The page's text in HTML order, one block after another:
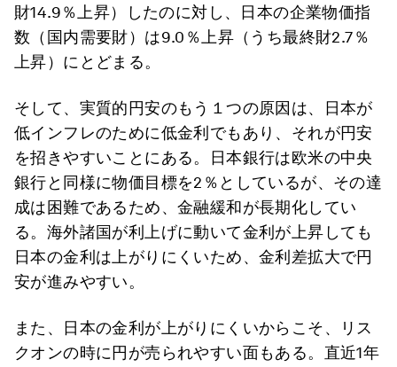
財14.9％上昇）したのに対し、日本の企業物価指
数（国内需要財）は9.0％上昇（うち最終財2.7％
上昇）にとどまる。
そして、実質的円安のもう１つの原因は、日本が
低インフレのために低金利でもあり、それが円安
を招きやすいことにある。日本銀行は欧米の中央
銀行と同様に物価目標を2％としているが、その達
成は困難であるため、金融緩和が長期化してい
る。海外諸国が利上げに動いて金利が上昇しても
日本の金利は上がりにくいため、金利差拡大で円
安が進みやすい。
また、日本の金利が上がりにくいからこそ、リス
クオンの時に円が売られやすい面もある。直近1年